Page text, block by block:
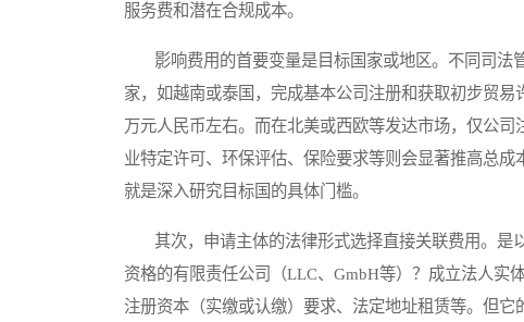
服务费和潜在合规成本。
影响费用的首要变量是目标国家或地区。不同司法
家，如越南或泰国，完成基本公司注册和获取初步贸
万元人民币左右。而在北美或西欧等发达市场，仅公
业特定许可、环保评估、保险要求等则会显著推高总成
就是深入研究目标国的具体门槛。
其次，申请主体的法律形式选择直接关联费用。是
资格的有限责任公司（LLC、GmbH等）？成立法人实
注册资本（实缴或认缴）要求、法定地址租赁等。但